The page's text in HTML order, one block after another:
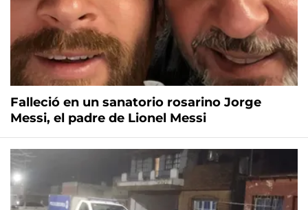
Falleció en un sanatorio rosarino Jorge
Messi, el padre de Lionel Messi